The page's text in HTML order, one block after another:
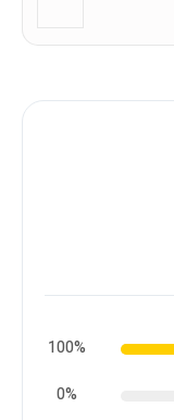
100%
0%